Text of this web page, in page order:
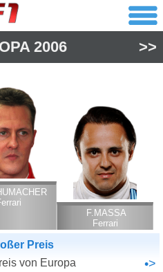
2006 >>
F.MASSA
Ferrari
Preis
von Europa •>